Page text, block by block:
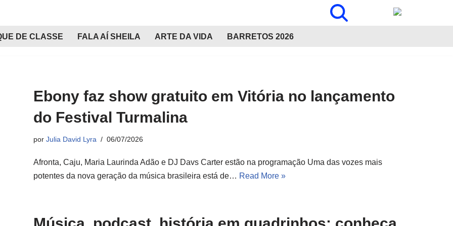
DE CLASSE FALA AÍ SHEILA ARTE DA VIDA BARRETOS 2026
Ebony faz show gratuito em Vitória no lançamento
do Festival Turmalina
por Julia David Lyra 06/07/2026
Afronta, Caju, Maria Laurinda Adão e DJ Davs Carter estão na programação Uma das vozes mais
potentes da nova geração da música brasileira está de… Read More »